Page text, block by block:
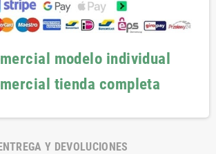
modelo individual
tienda completa
Y DEVOLUCIONES